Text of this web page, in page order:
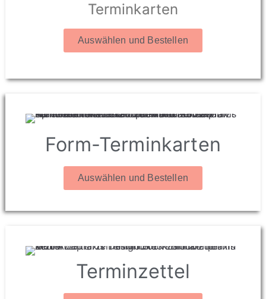
Terminkarten
Auswählen und Bestellen
Form-Terminkarten
Auswählen und Bestellen
Terminzettel